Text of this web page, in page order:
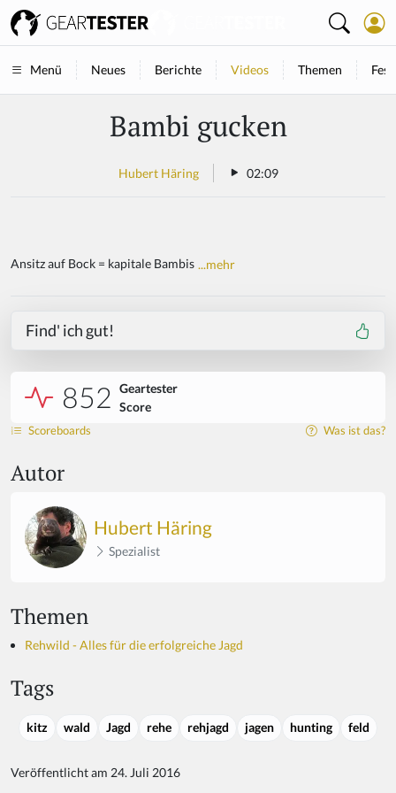
Menü Neues Berichte Videos Themen
Bambi gucken
Hubert Häring 02:09
Ansitz auf Bock = kapitale Bambis ...mehr
Find' ich gut!
852 Geartester
Score
Scoreboards Was ist das?
Autor
Hubert Häring
Spezialist
Themen
Rehwild - Alles für die erfolgreiche Jagd
Tags
kitz wald Jagd rehe rehjagd jagen hunting feld
Veröffentlicht am 24. Juli 2016